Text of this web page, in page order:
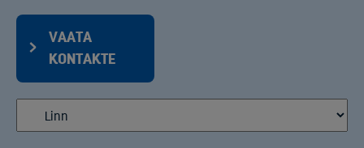
VAATA
KONTAKTE